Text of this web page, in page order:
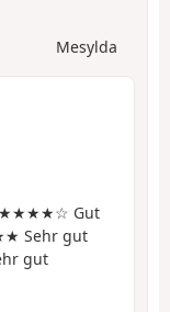
Mesylda
Gut
Sehr gut
gut